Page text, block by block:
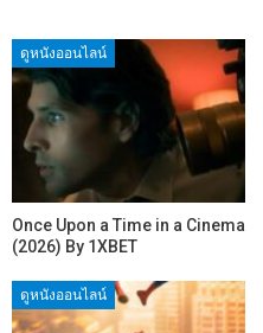
ดูหนังออนไลน์
Once Upon a Time in a Cinema
(2026) By 1XBET
ดูหนังออนไลน์